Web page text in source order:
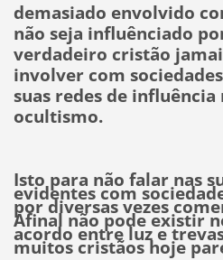
demasiado envolvido
não seja influênciado
verdadeiro cristão
involver com
suas redes de
ocultismo.
Isto para não falar nas
evidentes com
por diversas vezes
Afinal não pode existir
acordo entre luz e
muitos cristãos hoje